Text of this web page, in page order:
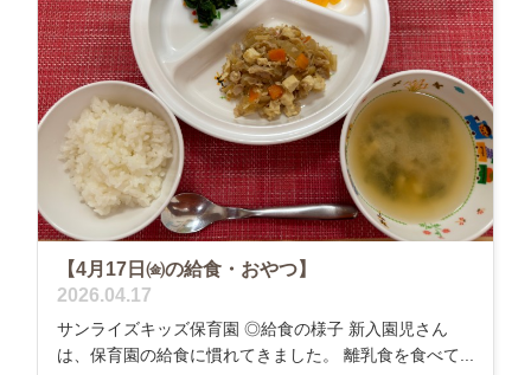
【4月17日㈮の給食・おやつ】
2026.04.17
サンライズキッズ保育園 ◎給食の様子 新入園児さん
は、保育園の給食に慣れてきました。 離乳食を食べて...